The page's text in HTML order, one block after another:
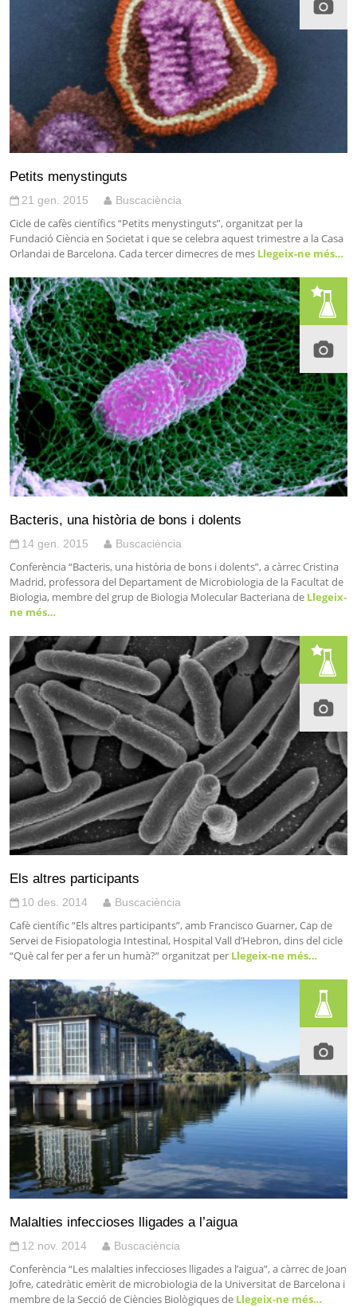
Petits menystinguts
21 gen. 2015 Buscaciència
Cicle de cafès científics “Petits menystinguts”, organitzat per la
Fundació Ciència en Societat i que se celebra aquest trimestre a la Casa
Orlandai de Barcelona. Cada tercer dimecres de mes Llegeix-ne més…
Bacteris, una història de bons i dolents
14 gen. 2015 Buscaciència
Conferència “Bacteris, una història de bons i dolents”, a càrrec Cristina
Madrid, professora del Departament de Microbiologia de la Facultat de
Biologia, membre del grup de Biologia Molecular Bacteriana de Llegeix-
ne més…
Els altres participants
10 des. 2014 Buscaciència
Cafè científic “Els altres participants”, amb Francisco Guarner, Cap de
Servei de Fisiopatologia Intestinal, Hospital Vall d’Hebron, dins del cicle
“Què cal fer per a fer un humà?” organitzat per Llegeix-ne més…
Malalties infeccioses lligades a l’aigua
12 nov. 2014 Buscaciència
Conferència “Les malalties infeccioses lligades a l’aigua”, a càrrec de Joan
Jofre, catedràtic emèrit de microbiologia de la Universitat de Barcelona i
membre de la Secció de Ciències Biològiques de Llegeix-ne més…